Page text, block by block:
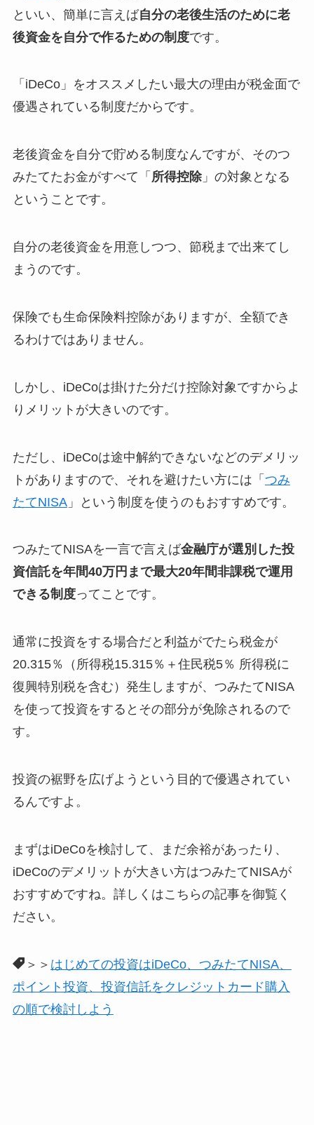
といい、簡単に言えば自分の老後生活のために老
後資金を自分で作るための制度です。
「iDeCo」をオススメしたい最大の理由が税金面で
優遇されている制度だからです。
老後資金を自分で貯める制度なんですが、そのつ
みたてたお金がすべて「 所得控除」の対象となる
ということです。
自分の老後資金を用意しつつ、節税まで出来てし
まうのです。
保険でも生命保険料控除がありますが、全額でき
るわけではありません。
しかし、iDeCoは掛けた分だけ控除対象ですからよ
りメリットが大きいのです。
ただし、iDeCoは途中解約できないなどのデメリッ
トがありますので、それを避けたい方には「 つみ
たてNISA」という制度を使うのもおすすめです。
つみたてNISAを一言で言えば金融庁が選別した投
資信託を年間40万円まで最大20年間非課税で運用
できる制度ってことです。
通常に投資をする場合だと利益がでたら税金が
20.315％（所得税15.315％＋住民税5％ 所得税に
復興特別税を含む）発生しますが、つみたてNISA
を使って投資をするとその部分が免除されるので
す。
投資の裾野を広げようという目的で優遇されてい
るんですよ。
まずはiDeCoを検討して、まだ余裕があったり、
iDeCoのデメリットが大きい方はつみたてNISAが
おすすめですね。詳しくはこちらの記事を御覧く
ださい。
＞＞ はじめての投資はiDeCo、つみたてNISA、
ポイント投資、投資信託をクレジットカード購入
の順で検討しよう